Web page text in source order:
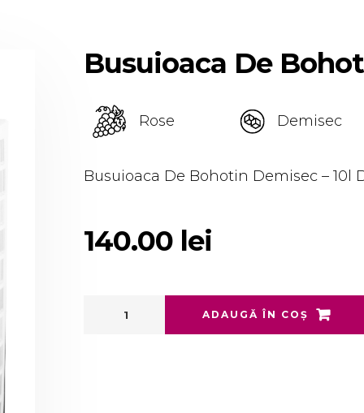
Busuioaca De
Rose Demisec
Busuioaca De Bohotin Demisec – 10l
140.00 lei
ADAUGĂ ÎN COȘ